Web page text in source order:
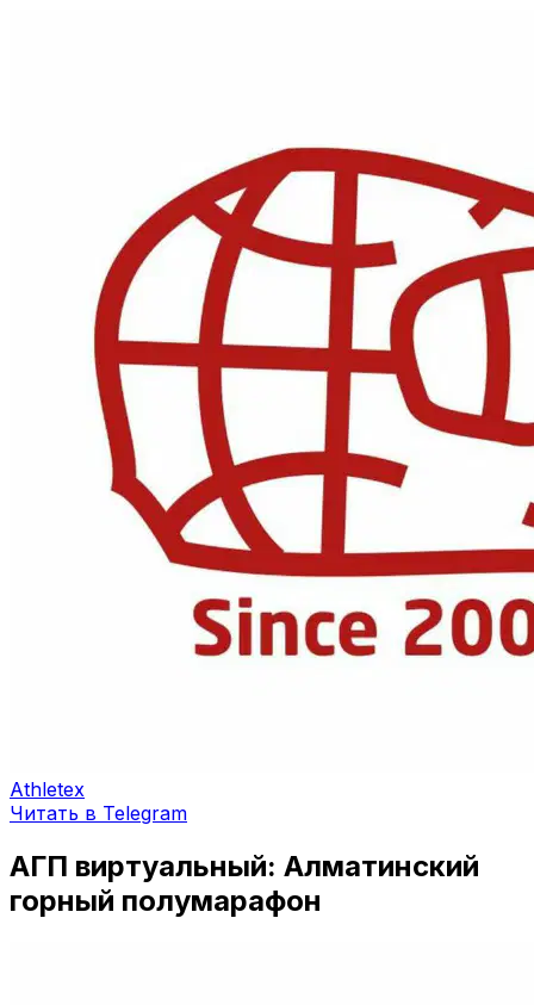
Athletex
Читать в Telegram
АГП виртуальный: Алматинский
горный полумарафон